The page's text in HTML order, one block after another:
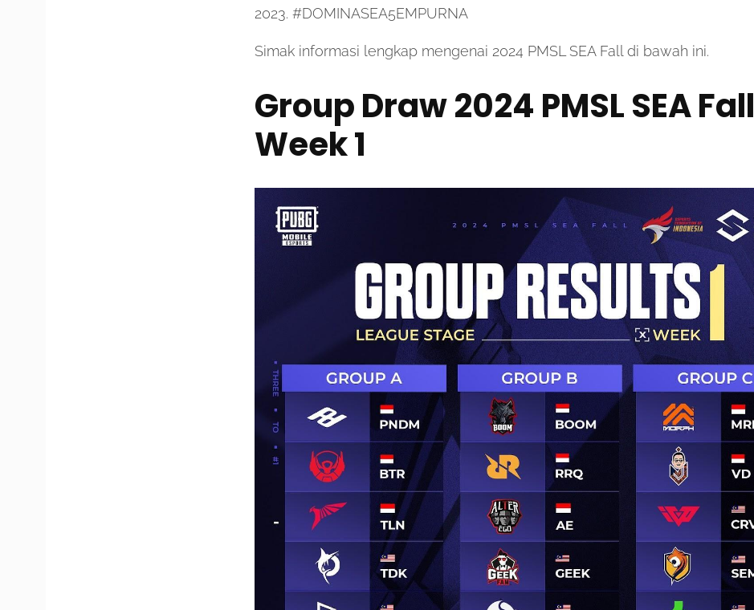
2023. #DOMINASEA5EMPURNA
Simak informasi lengkap mengenai 2024 PMSL SEA Fall di bawah ini.
Group Draw 2024 PMSL SEA Fall
Week 1